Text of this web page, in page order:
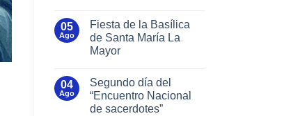
05
Ago
Fiesta de la Basílica
de Santa María La
Mayor
04
Ago
Segundo día del
“Encuentro Nacional
de sacerdotes”